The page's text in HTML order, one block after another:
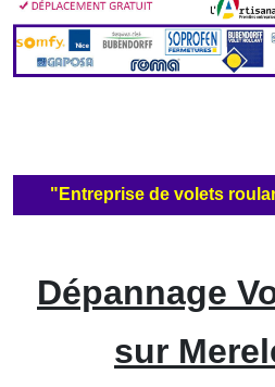
"Entreprise de volets
Dépannage
sur